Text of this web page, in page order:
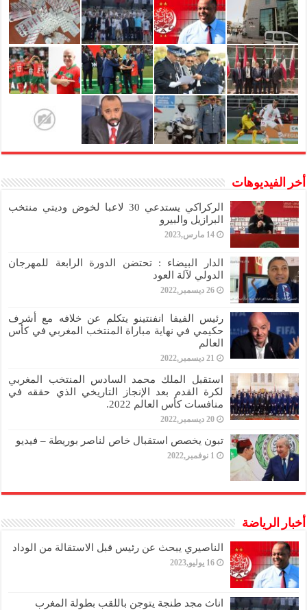
أخر الفيديوهات
الركراكي يستدعي 30 لاعبا لخوض وديتي منتخب
البرازيل والبيرو
14 مارس,2023
الدار البيضاء : تحتضن الدورة الرابعة للمهرجان
الدولي لآلة العود
26 ديسمبر,2022
رئيس الفيفا انفنتينو يتكلم عن خلافه مع أشرف
حكيمي في نهاية مباراة المنتخب المغربي في كأس
العالم
21 ديسمبر,2022
استقبل الملك محمد السادس المنتخب المغربي
لكرة القدم بعد الإنجاز التاريخي الذي حققه في
منافسات كأس العالم 2022.
20 ديسمبر,2022
تبون يخصص استقبال خاص لناصر بوريطة – فيديو
1 نوفمبر,2022
أخبار الرياضة
الناصيري يبحث عن رئيس قبل الاستقالة من الوداد
16 يوليو,2023
اناث مجد طنجة يتوجن باللقب بطولة المغرب